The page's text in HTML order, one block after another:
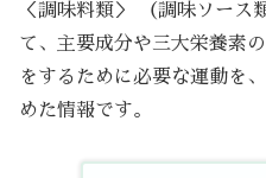
＜調味料類＞ （調味ソース
て、主要成分や三大栄養素
をするために必要な運動を
めた情報です。